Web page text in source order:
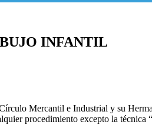
INFANTIL
Mercantil e Industrial y su
procedimiento excepto la técnica